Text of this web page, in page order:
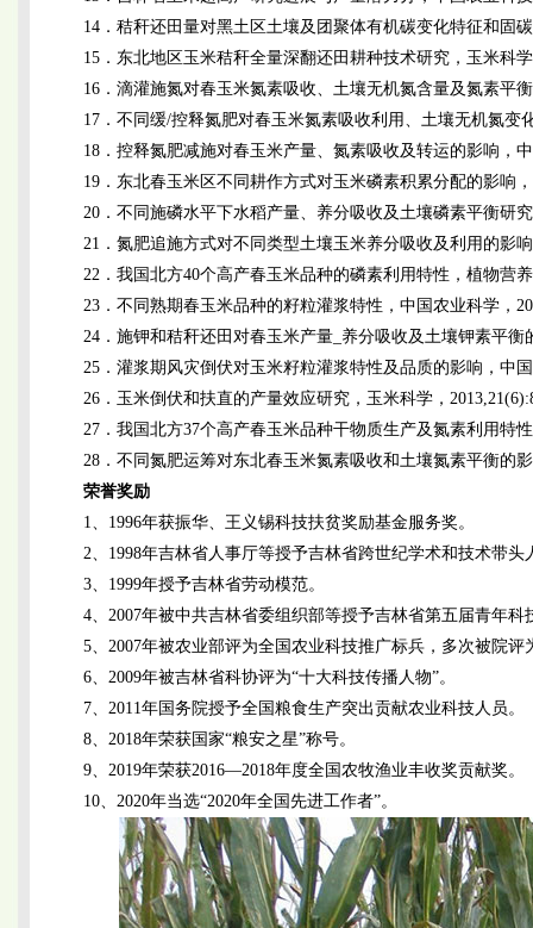
14．秸秆还田量对黑土区土壤及团聚体有机碳变化特征和固
15．东北地区玉米秸秆全量深翻还田耕种技术研究，玉米科
16．滴灌施氮对春玉米氮素吸收、土壤无机氮含量及氮素平
17．不同缓/控释氮肥对春玉米氮素吸收利用、土壤无机氮变
18．控释氮肥减施对春玉米产量、氮素吸收及转运的影响，
19．东北春玉米区不同耕作方式对玉米磷素积累分配的影响
20．不同施磷水平下水稻产量、养分吸收及土壤磷素平衡研
21．氮肥追施方式对不同类型土壤玉米养分吸收及利用的影
22．我国北方40个高产春玉米品种的磷素利用特性，植物营
23．不同熟期春玉米品种的籽粒灌浆特性，中国农业科学，
24．施钾和秸秆还田对春玉米产量_养分吸收及土壤钾素平
25．灌浆期风灾倒伏对玉米籽粒灌浆特性及品质的影响，中
26．玉米倒伏和扶直的产量效应研究，玉米科学，
27．我国北方37个高产春玉米品种干物质生产及氮素利用特
28．不同氮肥运筹对东北春玉米氮素吸收和土壤氮素平衡的
荣誉奖励
1、1996年获振华、王义锡科技扶贫奖励基金服务奖。
2、1998年吉林省人事厅等授予吉林省跨世纪学术和技术带头
3、1999年授予吉林省劳动模范。
4、2007年被中共吉林省委组织部等授予吉林省第五届青年科
5、2007年被农业部评为全国农业科技推广标兵，多次被院
6、2009年被吉林省科协评为“十大科技传播人物”。
7、2011年国务院授予全国粮食生产突出贡献农业科技人员。
8、2018年荣获国家“粮安之星”称号。
9、2019年荣获2016—2018年度全国农牧渔业丰收奖贡献奖。
10、2020年当选“2020年全国先进工作者”。